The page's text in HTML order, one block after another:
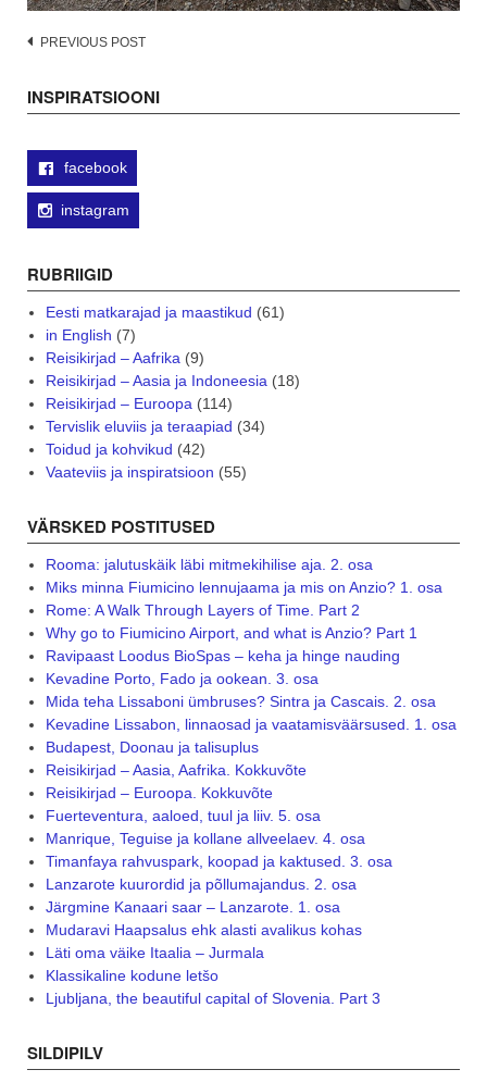
Post
PREVIOUS POST
INSPIRATSIOONI
facebook
instagram
RUBRIIGID
Eesti matkarajad ja maastikud (61)
in English (7)
Reisikirjad – Aafrika(9)
Reisikirjad – Aasia ja Indoneesia(18)
Reisikirjad – Euroopa(114)
Tervislik eluviis ja teraapiad (34)
Toidud ja kohvikud (42)
Vaateviis ja inspiratsioon (55)
VÄRSKED POSTITUSED
Rooma: jalutuskäik läbi mitmekihilise aja. 2. osa
Miks minna Fiumicino lennujaama ja mis on Anzio? 1. osa
Rome: A Walk Through Layers of Time. Part 2
Why go to Fiumicino Airport, and what is Anzio? Part 1
Ravipaast Loodus BioSpas – keha ja hinge nauding
Kevadine Porto, Fado ja ookean. 3. osa
Mida teha Lissaboni ümbruses? Sintra ja Cascais. 2. osa
Kevadine Lissabon, linnaosad ja vaatamisväärsused. 1. osa
Budapest, Doonau ja talisuplus
Reisikirjad – Aasia, Aafrika. Kokkuvõte
Reisikirjad – Euroopa. Kokkuvõte
Fuerteventura, aaloed, tuul ja liiv. 5. osa
Manrique, Teguise ja kollane allveelaev. 4. osa
Timanfaya rahvuspark, koopad ja kaktused. 3. osa
Lanzarote kuurordid ja põllumajandus. 2. osa
Järgmine Kanaari saar – Lanzarote. 1. osa
Mudaravi Haapsalus ehk alasti avalikus kohas
Läti oma väike Itaalia – Jurmala
Klassikaline kodune letšo
Ljubljana, the beautiful capital of Slovenia. Part 3
SILDIPILV